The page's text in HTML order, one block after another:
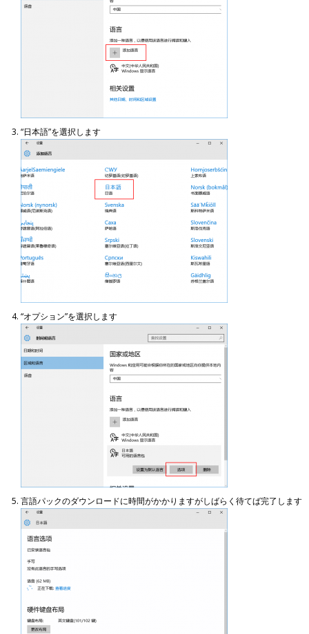
“日本語”を選択します
“オプション”を選択します
言語パックのダウンロードに時間がかかりますがしばらく待てば完了します